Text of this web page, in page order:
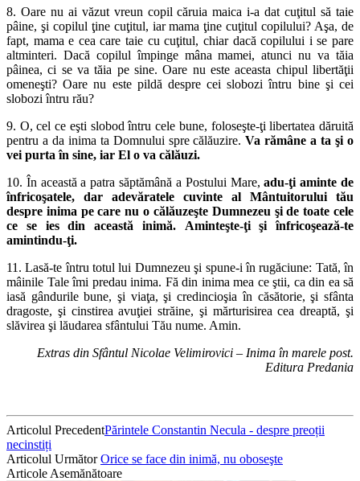
8. Oare nu ai văzut vreun copil căruia maica i-a dat cuţitul să taie
pâine, şi copilul ţine cuţitul, iar mama ţine cuţitul copilului? Aşa, de
fapt, mama e cea care taie cu cuţitul, chiar dacă copilului i se pare
altminteri. Dacă copilul împinge mâna mamei, atunci nu va tăia
pâinea, ci se va tăia pe sine. Oare nu este aceasta chipul libertăţii
omeneşti? Oare nu este pildă despre cei slobozi întru bine şi cei
slobozi întru rău?
9. O, cel ce eşti slobod întru cele bune, foloseşte-ţi libertatea dăruită
pentru a da inima ta Domnului spre călăuzire.Va rămâne a ta şi o
vei purta în sine, iar El o va călăuzi.
10. În această a patra săptămână a Postului Mare,adu-ţi aminte de
înfricoşatele, dar adevăratele cuvinte al Mântuitorului tău
despre inima pe care nu o călăuzeşte Dumnezeu şi de toate cele
ce se ies din această inimă. Aminteşte-ţi şi înfricoşează-te
amintindu-ţi.
11. Lasă-te întru totul lui Dumnezeu şi spune-i în rugăciune: Tată, în
mâinile Tale îmi predau inima. Fă din inima mea ce ştii, ca din ea să
iasă gândurile bune, şi viaţa, şi credincioşia în căsătorie, şi sfânta
dragoste, şi cinstirea avuţiei străine, şi mărturisirea cea dreaptă, şi
slăvirea şi lăudarea sfântului Tău nume. Amin.
Extras din Sfântul Nicolae Velimirovici – Inima în marele post.
Editura Predania
Articolul PrecedentPărintele Constantin Necula - despre preoții
necinstiți
Articolul UrmătorOrice se face din inimă, nu oboseşte
Articole Asemănătoare